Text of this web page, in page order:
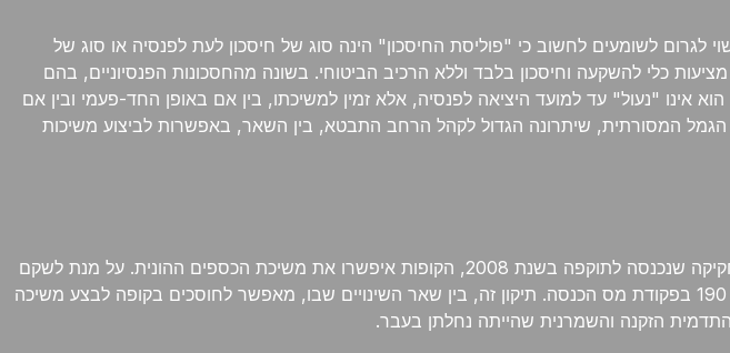
לגרום לשומעים לחשוב כי "פוליסת החיסכון" הינה סוג של חיסכון לעת לפנסיה או סוג של
כלי להשקעה וחיסכון בלבד וללא הרכיב הביטוחי. בשונה מהחסכונות הפנסיוניים, בהם
"נעול" עד למועד היציאה לפנסיה, אלא זמין למשיכתו, בין אם באופן החד-פעמי ובין אם
המסורתית, שיתרונה הגדול לקהל הרחב התבטא, בין השאר, באפשרות לביצוע משיכות
ואם הזכרנו את השינוי (לרעה, כנראה, מבחינת התדמית הציבורית) שחל בקופות הגמל, נזכיר, כי עד לחקיקה שנכנסה לתוקפה בשנת 2008, הקופות איפשרו את משיכת הכספים ההונית. על מנת לשקם
את תדמיתן של הקופות בעיני הציבור ולהשיב את האמון בהן, הציג משרד האוצר בשנת 2012 את תיקון 190 בפקודת מס הכנסה. תיקון זה, בין שאר השינויים שבו, מאפשר לחוסכים בקופה לבצע משיכה
הזקנה והשמרנית שהייתה נחלתן בעבר.